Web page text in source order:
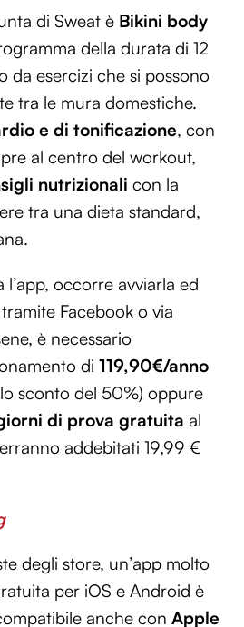
di Sweat è Bikini body
della durata di 12
da esercizi che si possono
tra le mura domestiche.
e di tonificazione, con
al centro del workout,
nutrizionali con la
tra una dieta standard,
l’app, occorre avviarla ed
Facebook o via
è necessario
di 119,90€/anno
sconto del 50%) oppure
di prova gratuita al
addebitati 19,99 €
degli store, un’app molto
per iOS e Android è
anche con Apple